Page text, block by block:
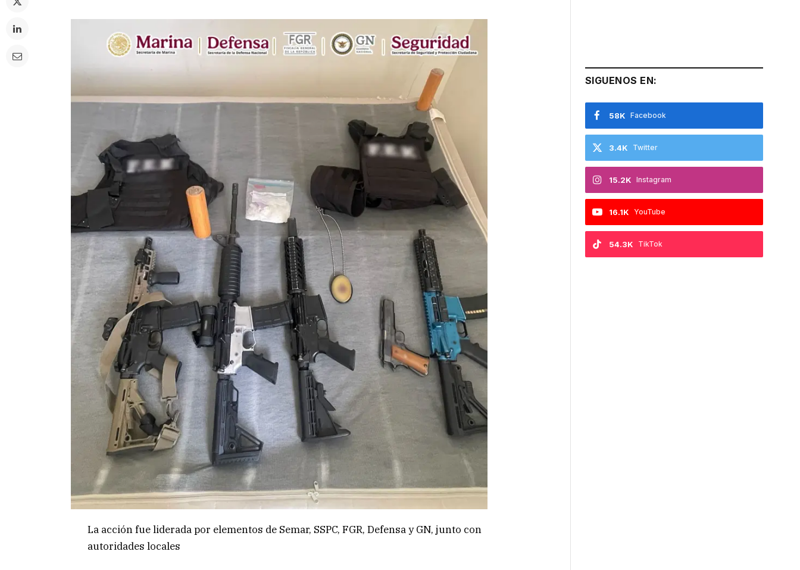
La acción fue liderada por elementos de Semar, SSPC, FGR, Defensa y GN, junto con
autoridades locales
SIGUENOS EN:
Facebook
58K
Twitter
3.4K
Instagram
15.2K
YouTube
16.1K
TikTok
54.3K